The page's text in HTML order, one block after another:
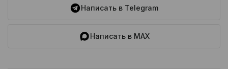
Написать в Telegram
Написать в MAX